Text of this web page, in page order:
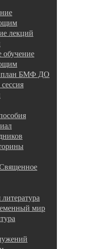
лекций
обучение
план БМФ ДО
мир